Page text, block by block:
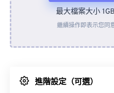
來自裝置
來自
最大檔案大小
繼續操作即表示您同
進階設定（可選）